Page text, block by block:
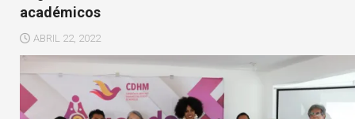
académicos
ABRIL 22, 2022